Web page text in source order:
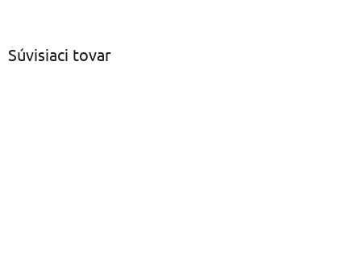
Súvisiaci tovar